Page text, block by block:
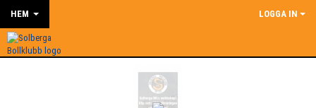
HEM LOGGA IN